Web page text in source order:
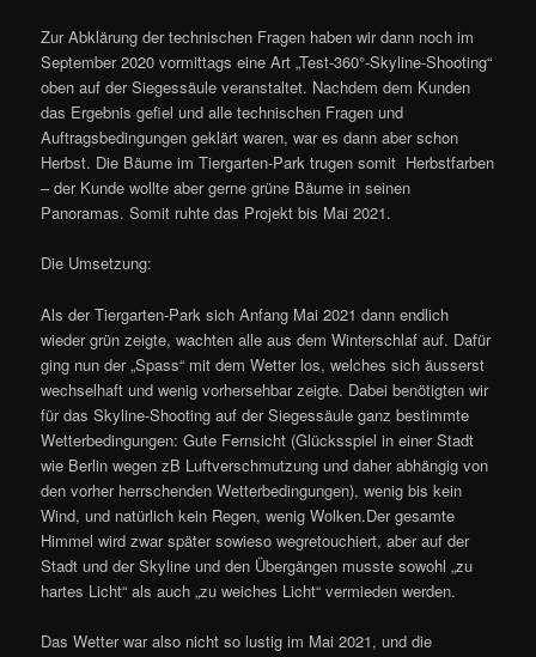
Zur Abklärung der technischen Fragen haben wir dann noch im
September 2020 vormittags eine Art „Test-360°-Skyline-Shooting“
oben auf der Siegessäule veranstaltet. Nachdem dem Kunden
das Ergebnis gefiel und alle technischen Fragen und
Auftragsbedingungen geklärt waren, war es dann aber schon
Herbst. Die Bäume im Tiergarten-Park trugen somit Herbstfarben
– der Kunde wollte aber gerne grüne Bäume in seinen
Panoramas. Somit ruhte das Projekt bis Mai 2021.
Die Umsetzung:
Als der Tiergarten-Park sich Anfang Mai 2021 dann endlich
wieder grün zeigte, wachten alle aus dem Winterschlaf auf. Dafür
ging nun der „Spass“ mit dem Wetter los, welches sich äusserst
wechselhaft und wenig vorhersehbar zeigte. Dabei benötigten wir
für das Skyline-Shooting auf der Siegessäule ganz bestimmte
Wetterbedingungen: Gute Fernsicht (Glücksspiel in einer Stadt
wie Berlin wegen zB Luftverschmutzung und daher abhängig von
den vorher herrschenden Wetterbedingungen), wenig bis kein
Wind, und natürlich kein Regen, wenig Wolken.Der gesamte
Himmel wird zwar später sowieso wegretouchiert, aber auf der
Stadt und der Skyline und den Übergängen musste sowohl „zu
hartes Licht“ als auch „zu weiches Licht“ vermieden werden.
Das Wetter war also nicht so lustig im Mai 2021, und die